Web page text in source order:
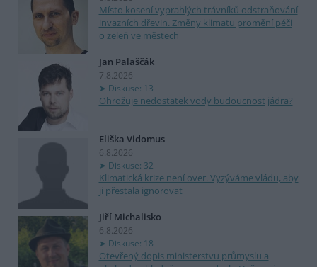
Místo kosení vyprahlých trávníků odstraňování
invazních dřevin. Změny klimatu promění péči
o zeleň ve městech
Jan Palaščák
7.8.2026
Diskuse: 13
Ohrožuje nedostatek vody budoucnost jádra?
Eliška Vidomus
6.8.2026
Diskuse: 32
Klimatická krize není over. Vyzýváme vládu, aby
ji přestala ignorovat
Jiří Michalisko
6.8.2026
Diskuse: 18
Otevřený dopis ministerstvu průmyslu a